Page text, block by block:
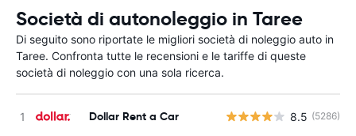
Società di autonoleggio in Taree
Di seguito sono riportate le migliori società di noleggio auto in
Taree. Confronta tutte le recensioni e le tariffe di queste
società di noleggio con una sola ricerca.
Dollar Rent a Car 8.5 (5286)